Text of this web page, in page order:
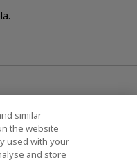
similar
the website
used with your
and store